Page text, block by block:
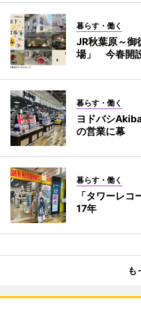
暮らす・働く
JR秋葉原～御
場」 今春開
暮らす・働く
ヨドバシ
の営業に幕
暮らす・働く
「タワーレ
17年
も